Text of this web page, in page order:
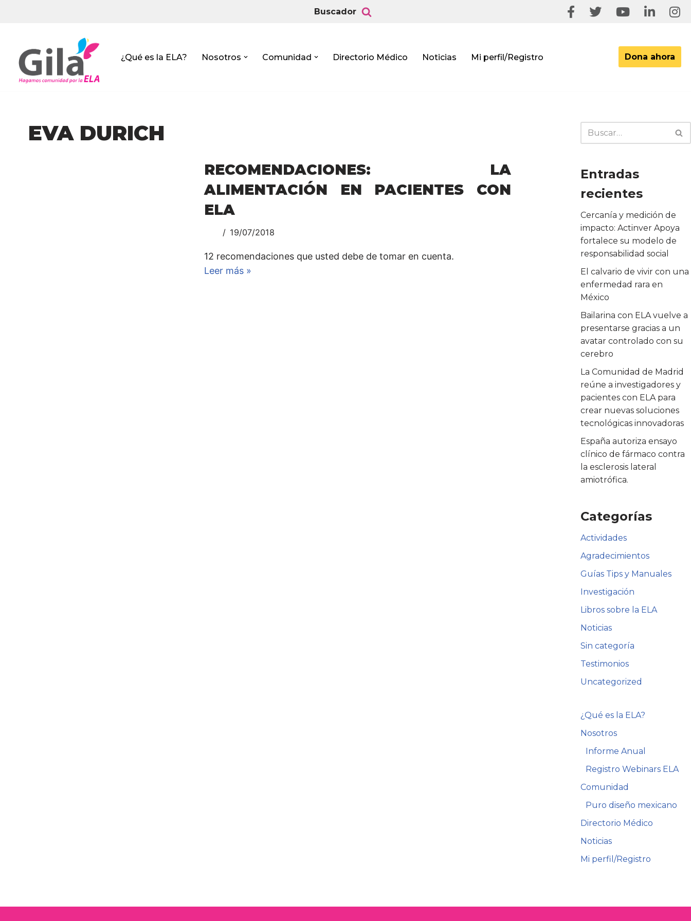
contenido
Buscador
¿Qué es la ELA? Nosotros Comunidad Directorio Médico Noticias Mi perfil/Registro Dona ahora
EVA DURICH
RECOMENDACIONES: LA
ALIMENTACIÓN EN PACIENTES CON
ELA
19/07/2018
12 recomendaciones que usted debe de tomar en cuenta.
Leer más »
Entradas
recientes
Cercanía y medición de
impacto: Actinver Apoya
fortalece su modelo de
responsabilidad social
El calvario de vivir con una
enfermedad rara en
México
Bailarina con ELA vuelve a
presentarse gracias a un
avatar controlado con su
cerebro
La Comunidad de Madrid
reúne a investigadores y
pacientes con ELA para
crear nuevas soluciones
tecnológicas innovadoras
España autoriza ensayo
clínico de fármaco contra
la esclerosis lateral
amiotrófica.
Categorías
Actividades
Agradecimientos
Guías Tips y Manuales
Investigación
Libros sobre la ELA
Noticias
Sin categoría
Testimonios
Uncategorized
¿Qué es la ELA?
Nosotros
Informe Anual
Registro Webinars ELA
Comunidad
Puro diseño mexicano
Directorio Médico
Noticias
Mi perfil/Registro